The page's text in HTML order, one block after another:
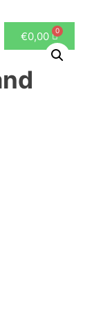
€0,00 0